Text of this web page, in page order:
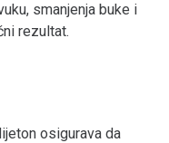
smanjenja buke i
rezultat.
osigurava da